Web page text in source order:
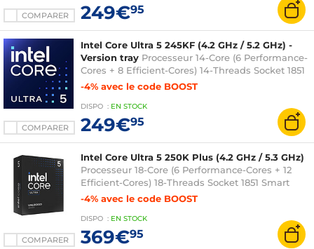
COMPARER 249€95
COMPARER
Intel Core Ultra 5 245KF (4.2 GHz / 5.2 GHz) -
Version tray Processeur 14-Core (6 Performance-
Cores + 8 Efficient-Cores) 14-Threads Socket 1851
Smart Cache 24 Mo + L2 26 Mo 0.003 micron
ans)
-4% avec le code BOOST
DISPO : EN STOCK
249€95
COMPARER
Intel Core Ultra 5 250K Plus (4.2 GHz / 5.3 GHz)
Processeur 18-Core (6 Performance-Cores + 12
Efficient-Cores) 18-Threads Socket 1851 Smart
Cache 30 Mo + L2 30 Mo Intel Graphics 0.003
Intel 3 ans)
-4% avec le code BOOST
DISPO : EN STOCK
369€95